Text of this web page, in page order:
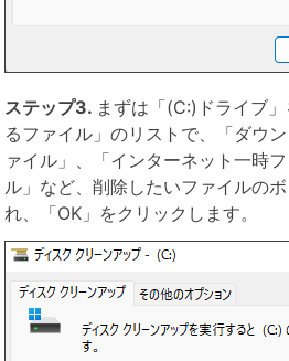
ステップ3. まずは「(C:)ドライブ
るファイル」のリストで、「ダウ
ァイル」、「インターネット一時
ル」など、削除したいファイルの
れ、「OK」をクリックします。